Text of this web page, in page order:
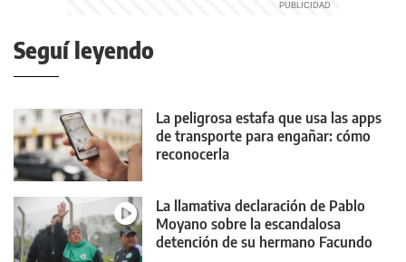
Seguí leyendo
La peligrosa estafa que usa las apps
de transporte para engañar: cómo
reconocerla
La llamativa declaración de Pablo
Moyano sobre la escandalosa
detención de su hermano Facundo